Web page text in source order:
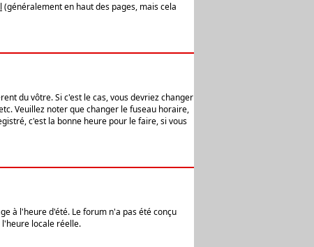
(généralement en haut des pages, mais cela
du vôtre. Si c'est le cas, vous devriez changer
Veuillez noter que changer le fuseau horaire,
c'est la bonne heure pour le faire, si vous
à l'heure d'été. Le forum n'a pas été conçu
locale réelle.